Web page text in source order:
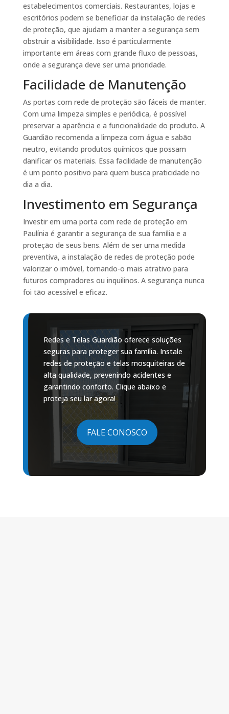
estabelecimentos comerciais. Restaurantes, lojas e
escritórios podem se beneficiar da instalação de redes
de proteção, que ajudam a manter a segurança sem
obstruir a visibilidade. Isso é particularmente
importante em áreas com grande fluxo de pessoas,
onde a segurança deve ser uma prioridade.
Facilidade de Manutenção
As portas com rede de proteção são fáceis de manter.
Com uma limpeza simples e periódica, é possível
preservar a aparência e a funcionalidade do produto. A
Guardião recomenda a limpeza com água e sabão
neutro, evitando produtos químicos que possam
danificar os materiais. Essa facilidade de manutenção
é um ponto positivo para quem busca praticidade no
dia a dia.
Investimento em Segurança
Investir em uma porta com rede de proteção em
Paulínia é garantir a segurança de sua família e a
proteção de seus bens. Além de ser uma medida
preventiva, a instalação de redes de proteção pode
valorizar o imóvel, tornando-o mais atrativo para
futuros compradores ou inquilinos. A segurança nunca
foi tão acessível e eficaz.
Redes e Telas Guardião oferece soluções
seguras para proteger sua família. Instale
redes de proteção e telas mosquiteiras de
alta qualidade, prevenindo acidentes e
garantindo conforto. Clique abaixo e
proteja seu lar agora!
FALE CONOSCO